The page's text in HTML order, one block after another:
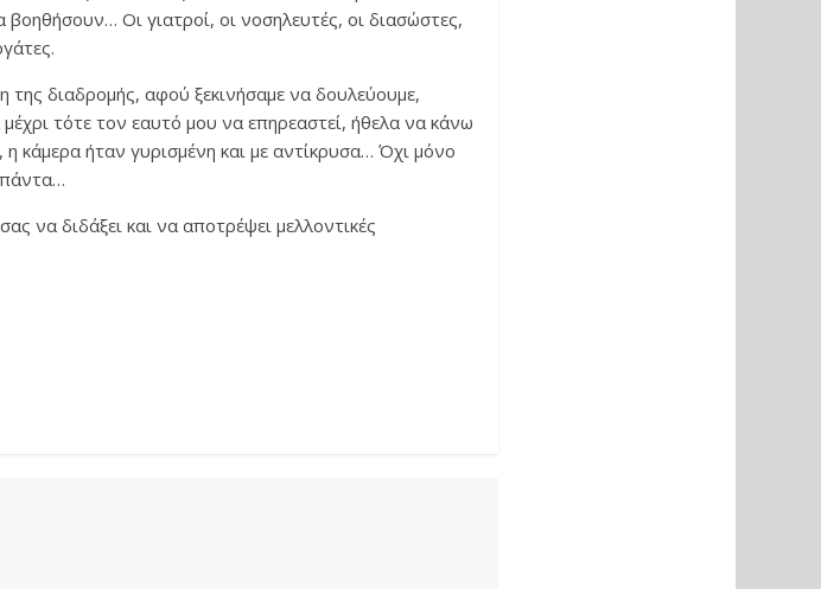
Οι γιατροί, οι νοσηλευτές, οι διασώστες,
διαδρομής, αφού ξεκινήσαμε να δουλεύουμε,
τότε τον εαυτό μου να επηρεαστεί, ήθελα να κάνω
κάμερα ήταν γυρισμένη και με αντίκρυσα… Όχι μόνο
πάντα…
να διδάξει και να αποτρέψει μελλοντικές